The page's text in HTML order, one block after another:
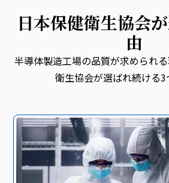
日本保健衛生協会
由
半導体製造工場の品質が求められ
衛生協会が選ばれ続ける3